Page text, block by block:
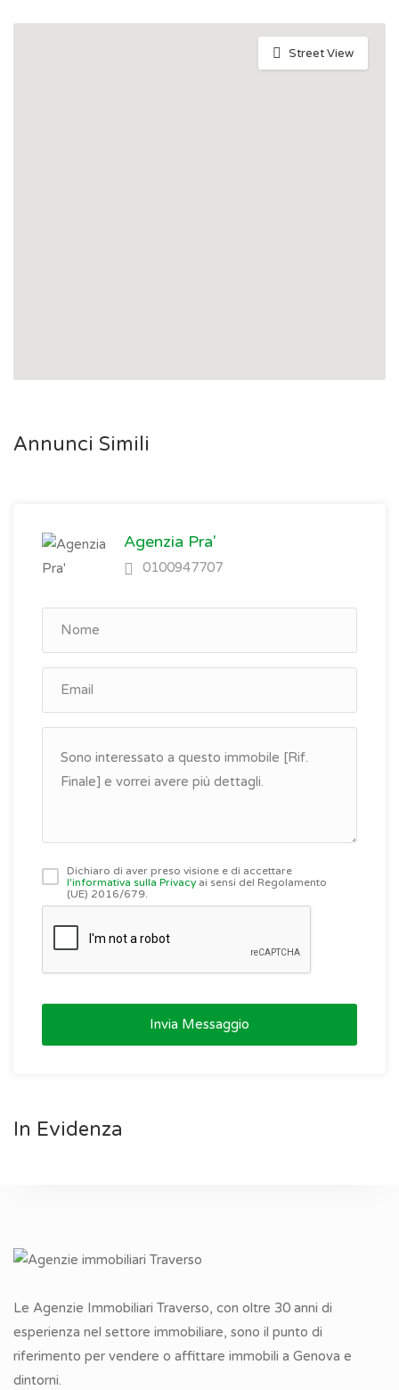
Street View
Annunci Simili
Agenzia Pra'
0100947707
Dichiaro di aver preso visione e di accettare
l'informativa sulla Privacy ai sensi del Regolamento
(UE) 2016/679.
Invia Messaggio
In Evidenza
Le Agenzie Immobiliari Traverso, con oltre 30 anni di
esperienza nel settore immobiliare, sono il punto di
riferimento per vendere o affittare immobili a Genova e
dintorni.